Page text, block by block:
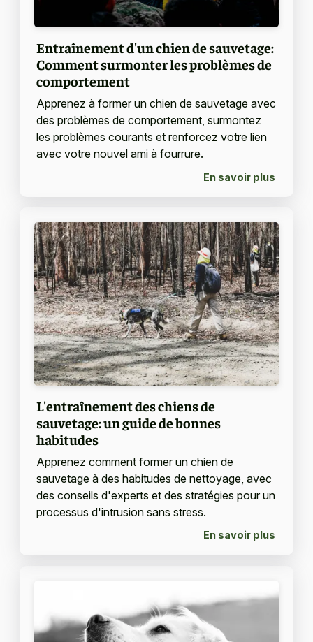
Entraînement d'un chien de sauvetage:
Comment surmonter les problèmes de
comportement
Apprenez à former un chien de sauvetage avec
des problèmes de comportement, surmontez
les problèmes courants et renforcez votre lien
avec votre nouvel ami à fourrure.
En savoir plus
L'entraînement des chiens de
sauvetage: un guide de bonnes
habitudes
Apprenez comment former un chien de
sauvetage à des habitudes de nettoyage, avec
des conseils d'experts et des stratégies pour un
processus d'intrusion sans stress.
En savoir plus